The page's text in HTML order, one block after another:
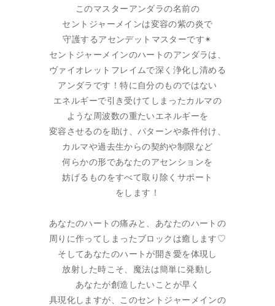
このマスターアンダラの名前の
セントジャーメインは変容の紫の炎で
守護するアセンデットマスターです✴︎
セントジャーメインのハートのアンダラは、
ヴァイオレットフレイムで深く浄化し清める
アンダラです！特に自分のものではない
エネルギーで引き受けてしまったカルマの
ような周波数の重たいエネルギーを
変容させるのを助け、パターンや条件付け、
カルマや過去生からの契約や制限など
何らかの形であなたのアセンションを
妨げるものをすべて取り除くサポート
をします！
あなたのハートの痛みと、あなたのハートの
周りに作ってしまったブロックは癒します♡
そしてあなたのハートが開き愛を体現し
放射した時こそ、魔法は簡単に発動し
あなたが創造したいことが早く
具現化しますが、このセントジャーメインの